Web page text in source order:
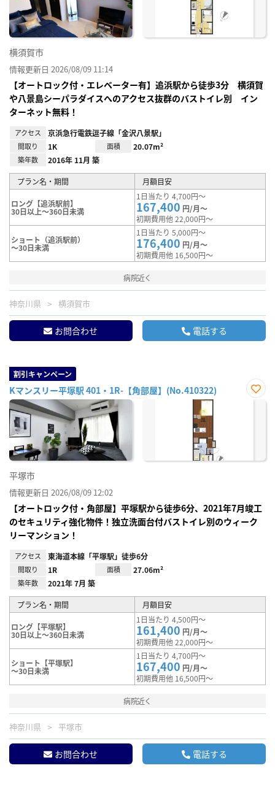
横須賀市
情報更新日 2026/08/09 11:14
【オートロック付・エレベーター有】追浜駅から徒歩3分 横須賀
や八景島シーパラダイスへのアクセス抜群のバストイレ別 イン
ターネット無料！
アクセス 京浜急行電鉄逗子線「金沢八景駅」
間取り 1K 面積 20.07m²
築年数 2016年 11月 築
プラン名・期間 月額目安
ロング【追浜駅前】
30日以上～360日未満
1日当たり 4,700円～
167,400 円/月～
初期費用他 22,000円～
ショート（追浜駅前）
～30日未満
1日当たり 5,000円～
176,400 円/月～
初期費用他 16,500円～
病院近く
神奈川県 横須賀市
お問合わせ 電話する
割引キャンペーン
Kマンスリー平塚駅 401・1R-【角部屋】(No.410322)
お気
平塚市
情報更新日 2026/08/09 12:02
【オートロック付・角部屋】平塚駅から徒歩6分、2021年7月竣工
のセキュリティ強化物件！独立洗面台付バストイレ別のウィーク
リーマンション！
アクセス 東海道本線「平塚駅」徒歩6分
間取り 1R 面積 27.06m²
築年数 2021年 7月 築
プラン名・期間 月額目安
ロング【平塚駅】
30日以上～360日未満
1日当たり 4,500円～
161,400 円/月～
初期費用他 22,000円～
ショート【平塚駅】
～30日未満
1日当たり 4,700円～
167,400 円/月～
初期費用他 16,500円～
病院近く
神奈川県 平塚市
お問合わせ 電話する